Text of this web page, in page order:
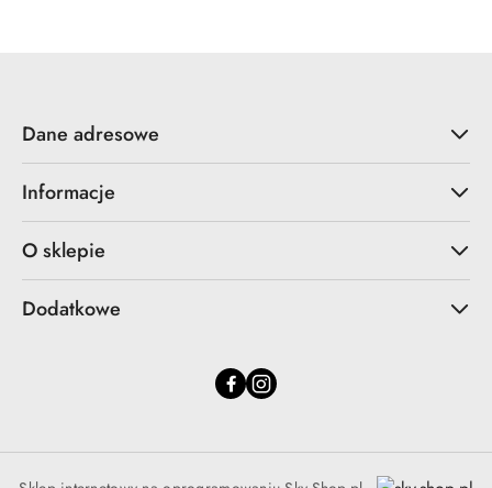
Dane adresowe
Informacje
O sklepie
Dodatkowe